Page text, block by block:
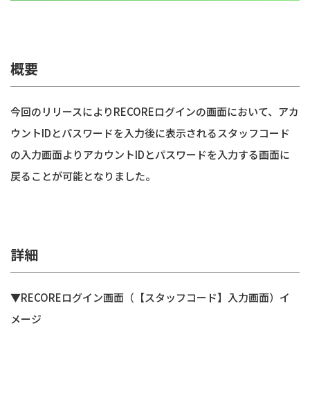
概要
今回のリリースによりRECOREログインの画面において、アカ
ウントIDとパスワードを入力後に表示されるスタッフコード
の入力画面よりアカウントIDとパスワードを入力する画面に
戻ることが可能となりました。
詳細
▼RECOREログイン画面（【スタッフコード】入力画面）イ
メージ